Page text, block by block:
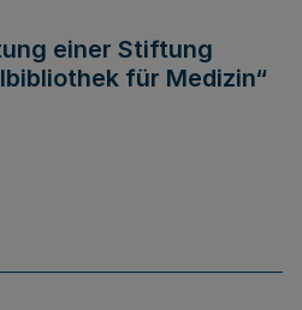
einer Stiftung
für Medizin“